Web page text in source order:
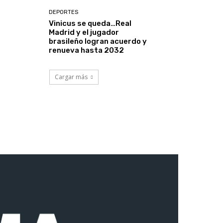
DEPORTES
Vinicus se queda…Real
Madrid y el jugador
brasileño logran acuerdo y
renueva hasta 2032
Cargar más